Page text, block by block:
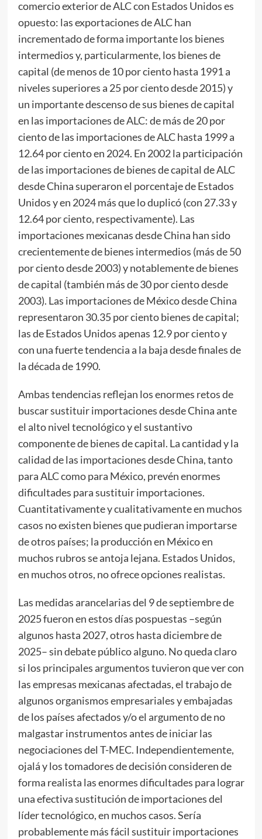
comercio exterior de ALC con Estados Unidos es
opuesto: las exportaciones de ALC han
incrementado de forma importante los bienes
intermedios y, particularmente, los bienes de
capital (de menos de 10 por ciento hasta 1991 a
niveles superiores a 25 por ciento desde 2015) y
un importante descenso de sus bienes de capital
en las importaciones de ALC: de más de 20 por
ciento de las importaciones de ALC hasta 1999 a
12.64 por ciento en 2024. En 2002 la participación
de las importaciones de bienes de capital de ALC
desde China superaron el porcentaje de Estados
Unidos y en 2024 más que lo duplicó (con 27.33 y
12.64 por ciento, respectivamente). Las
importaciones mexicanas desde China han sido
crecientemente de bienes intermedios (más de 50
por ciento desde 2003) y notablemente de bienes
de capital (también más de 30 por ciento desde
2003). Las importaciones de México desde China
representaron 30.35 por ciento bienes de capital;
las de Estados Unidos apenas 12.9 por ciento y
con una fuerte tendencia a la baja desde finales de
la década de 1990.
Ambas tendencias reflejan los enormes retos de
buscar sustituir importaciones desde China ante
el alto nivel tecnológico y el sustantivo
componente de bienes de capital. La cantidad y la
calidad de las importaciones desde China, tanto
para ALC como para México, prevén enormes
dificultades para sustituir importaciones.
Cuantitativamente y cualitativamente en muchos
casos no existen bienes que pudieran importarse
de otros países; la producción en México en
muchos rubros se antoja lejana. Estados Unidos,
en muchos otros, no ofrece opciones realistas.
Las medidas arancelarias del 9 de septiembre de
2025 fueron en estos días pospuestas –según
algunos hasta 2027, otros hasta diciembre de
2025– sin debate público alguno. No queda claro
si los principales argumentos tuvieron que ver con
las empresas mexicanas afectadas, el trabajo de
algunos organismos empresariales y embajadas
de los países afectados y/o el argumento de no
malgastar instrumentos antes de iniciar las
negociaciones del T-MEC. Independientemente,
ojalá y los tomadores de decisión consideren de
forma realista las enormes dificultades para lograr
una efectiva sustitución de importaciones del
líder tecnológico, en muchos casos. Sería
probablemente más fácil sustituir importaciones